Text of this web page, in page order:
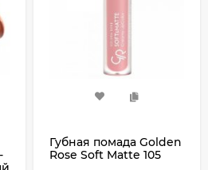
Губная помада Golden
Rose Soft Matte 105